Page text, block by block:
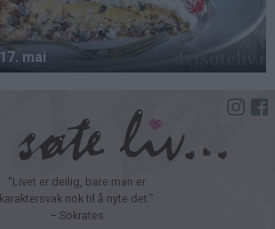
"Livet er deilig, bare man er
karaktersvak nok til å nyte det."
– Sokrates